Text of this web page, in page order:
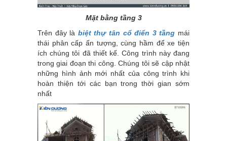
Mặt bằng tầng 3
Trên đây là biệt thự tân cổ điển 3 tầng mái
thái phân cấp ấn tượng, cùng hầm để xe tiện
ích chúng tôi đã thiết kế. Công trình này đang
trong giai đoạn thi công. Chúng tôi sẽ cập nhật
những hình ảnh mới nhất của công trình khi
hoàn thiện tới các bạn trong thời gian sớm
nhất